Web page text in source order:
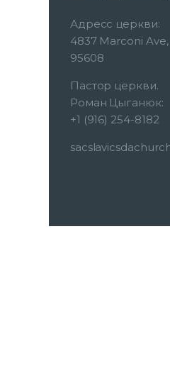
Адресс церкви:
4837 Marconi
95608
Пастор церкви.
Роман Цыганюк:
+1 (916) 254-8182